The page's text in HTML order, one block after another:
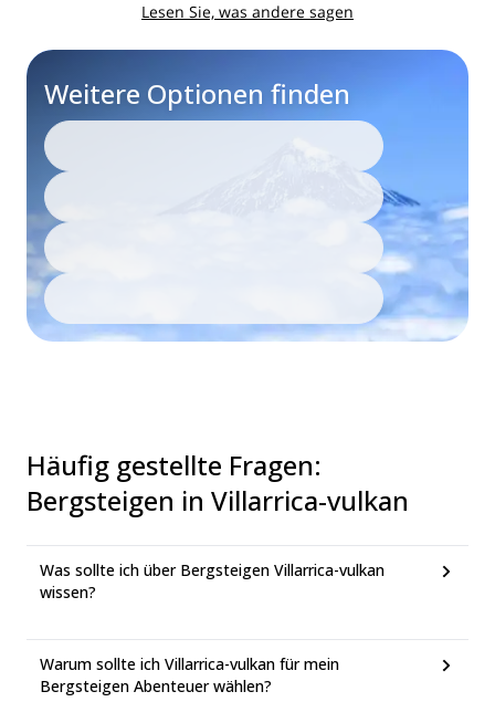
Lesen Sie, was andere sagen
Weitere Optionen finden
Häufig gestellte Fragen:
Bergsteigen in Villarrica-vulkan
Was sollte ich über Bergsteigen Villarrica-vulkan
wissen?
Warum sollte ich Villarrica-vulkan für mein
Bergsteigen Abenteuer wählen?